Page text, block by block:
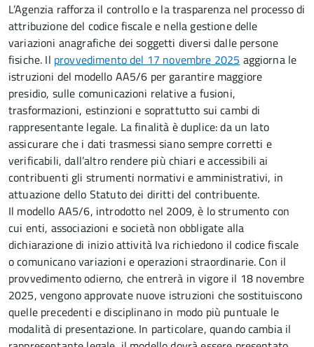
L’Agenzia rafforza il controllo e la trasparenza nel processo di
attribuzione del codice fiscale e nella gestione delle
variazioni anagrafiche dei soggetti diversi dalle persone
fisiche. Il provvedimento del 17 novembre 2025 aggiorna le
istruzioni del modello AA5/6 per garantire maggiore
presidio, sulle comunicazioni relative a fusioni,
trasformazioni, estinzioni e soprattutto sui cambi di
rappresentante legale. La finalità è duplice: da un lato
assicurare che i dati trasmessi siano sempre corretti e
verificabili, dall’altro rendere più chiari e accessibili ai
contribuenti gli strumenti normativi e amministrativi, in
attuazione dello Statuto dei diritti del contribuente.
Il modello AA5/6, introdotto nel 2009, è lo strumento con
cui enti, associazioni e società non obbligate alla
dichiarazione di inizio attività Iva richiedono il codice fiscale
o comunicano variazioni e operazioni straordinarie. Con il
provvedimento odierno, che entrerà in vigore il 18 novembre
2025, vengono approvate nuove istruzioni che sostituiscono
quelle precedenti e disciplinano in modo più puntuale le
modalità di presentazione. In particolare, quando cambia il